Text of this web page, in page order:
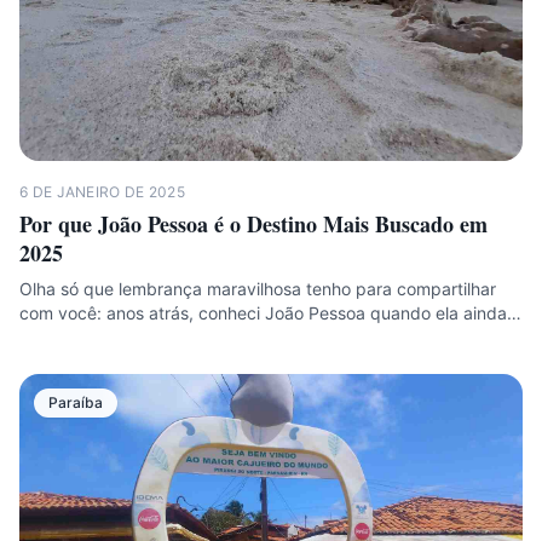
6 DE JANEIRO DE 2025
Por que João Pessoa é o Destino Mais Buscado em
2025
Olha só que lembrança maravilhosa tenho para compartilhar
com você: anos atrás, conheci João Pessoa quando ela ainda…
Paraíba